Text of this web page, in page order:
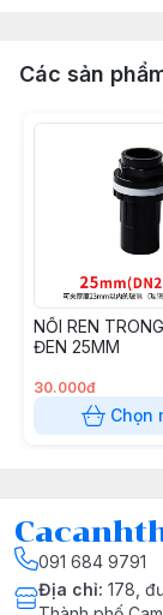
Các sản
NỐI REN
ĐEN 25MM
30.000đ
Chọn
091 684 9791
Địa chỉ: 178,